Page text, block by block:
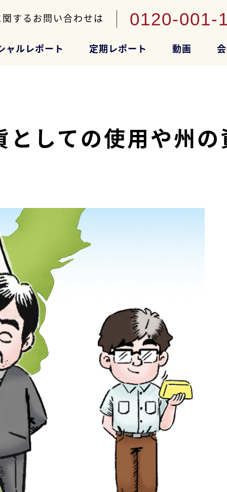
関するお問い合わせは 0120-001-
ャルレポート 定期レポート 動画
としての使用や州の